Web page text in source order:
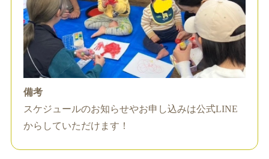
備考
スケジュールのお知らせやお申し込みは公式LINE
からしていただけます！